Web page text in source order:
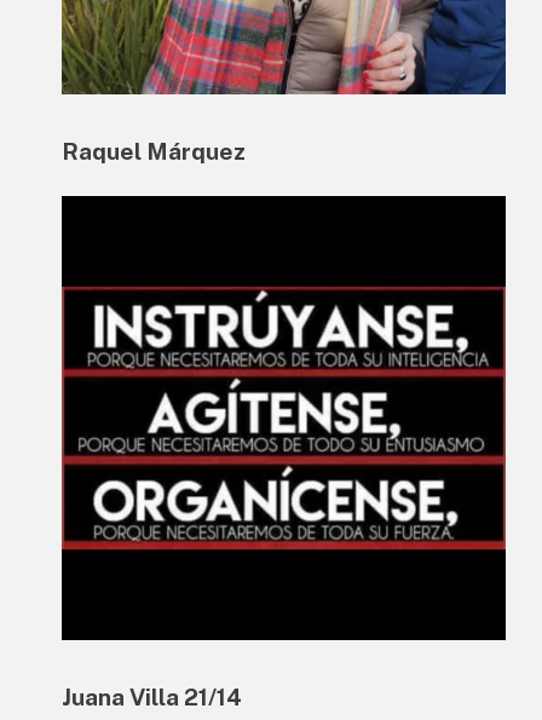
Raquel Márquez
Juana Villa 21/14